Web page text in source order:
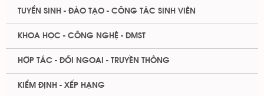
TUYỂN SINH - ĐÀO TẠO - CÔNG TÁC SINH VIÊN
KHOA HỌC - CÔNG NGHỆ - ĐMST
HỢP TÁC - ĐỐI NGOẠI - TRUYỀN THÔNG
KIỂM ĐỊNH - XẾP HẠNG